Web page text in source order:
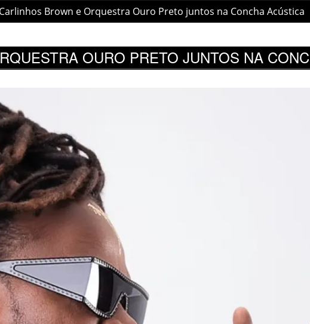
Carlinhos Brown e Orquestra Ouro Preto juntos na Concha Acústica
OURO PRETO JUNTOS NA